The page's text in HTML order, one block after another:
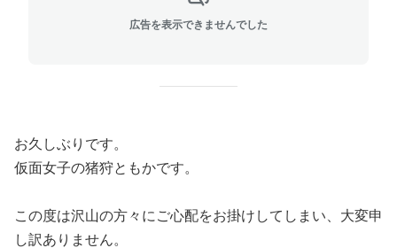
広告を表示できませんでした
お久しぶりです。
仮面女子の猪狩ともかです。
この度は沢山の方々にご心配をお掛けしてしまい、大変申
し訳ありません。